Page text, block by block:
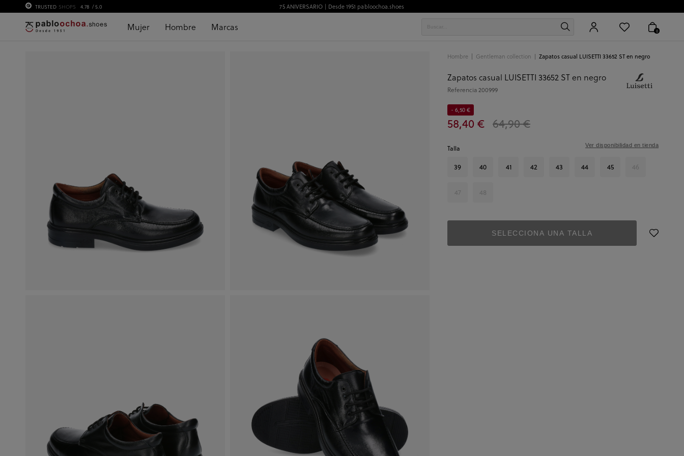
TRUSTED SHOPS 4.78 / 5.0 75 ANIVERSARIO | Desde 1951 pabloochoa.shoes
Mujer Hombre Marcas 0
Hombre Gentleman collection Zapatos casual LUISETTI 33652 ST en negro
Zapatos casual LUISETTI 33652 ST en negro
Referencia200999
58,40 € 64,90 €
- 6,50 €
Talla
39 40 41 42 43 44 45 46
47 48
Ver disponibilidad en tienda
SELECCIONA UNA TALLA